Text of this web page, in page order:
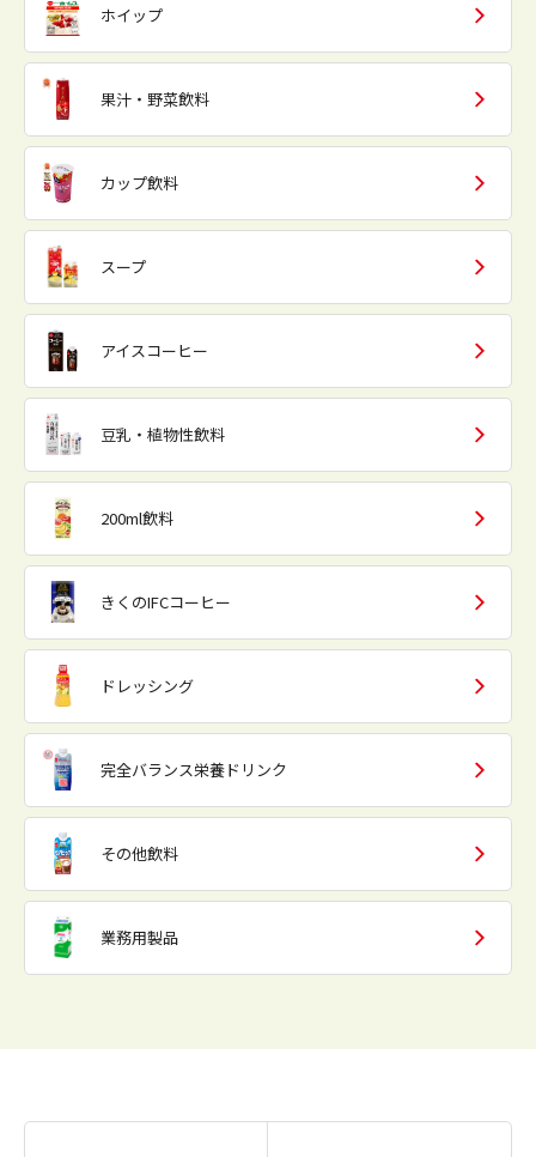
ホイップ
果汁・野菜飲料
カップ飲料
スープ
アイスコーヒー
豆乳・植物性飲料
200ml飲料
きくのIFCコーヒー
ドレッシング
完全バランス栄養ドリンク
その他飲料
業務用製品